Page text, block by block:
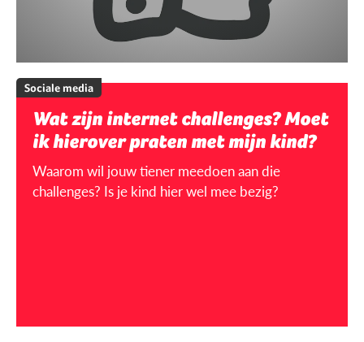
Sociale media
Wat zijn internet challenges? Moet
ik hierover praten met mijn kind?
Waarom wil jouw tiener meedoen aan die
challenges? Is je kind hier wel mee bezig?